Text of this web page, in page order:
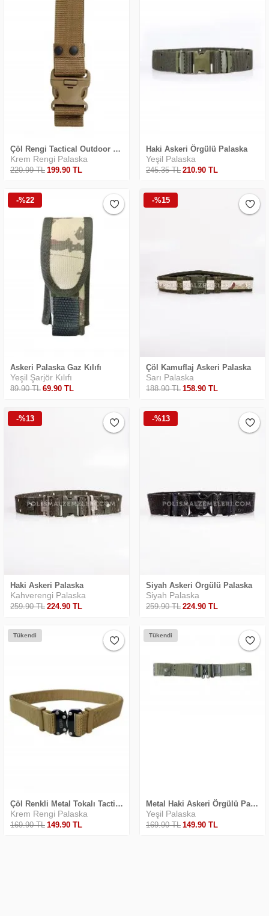
Çöl Rengi Tactical Outdoor Palaska
Krem Rengi Palaska
220.99TL 199.90 TL
Haki Askeri Örgülü Palaska
Yeşil Palaska
245.35TL 210.90 TL
-%22
Askeri Palaska Gaz Kılıfı
Yeşil Şarjör Kılıfı
89.90TL 69.90 TL
-%15
Çöl Kamuflaj Askeri Palaska
Sarı Palaska
188.90TL 158.90 TL
-%13
Haki Askeri Palaska
Kahverengi Palaska
259.90TL 224.90 TL
-%13
Siyah Askeri Örgülü Palaska
Siyah Palaska
259.90TL 224.90 TL
Tükendi
Çöl Renkli Metal Tokalı Tactikal Askeri Palaska
Krem Rengi Palaska
169.90TL 149.90 TL
Tükendi
Metal Haki Askeri Örgülü Palaska
Yeşil Palaska
169.90TL 149.90 TL